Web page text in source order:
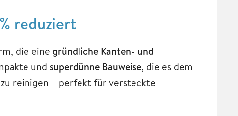
reduziert
die eine gründliche Kanten- und
und superdünne Bauweise, die es dem
reinigen – perfekt für versteckte